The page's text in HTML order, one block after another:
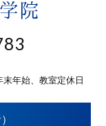
年始、教室定休日